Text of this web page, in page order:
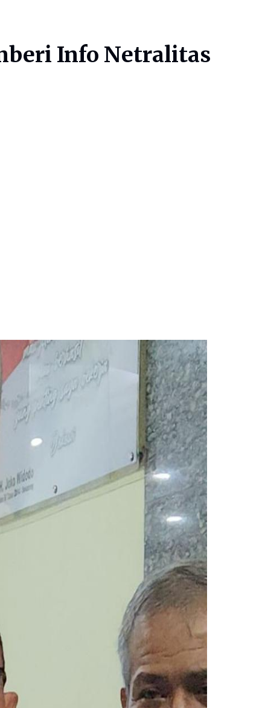
Info Netralitas